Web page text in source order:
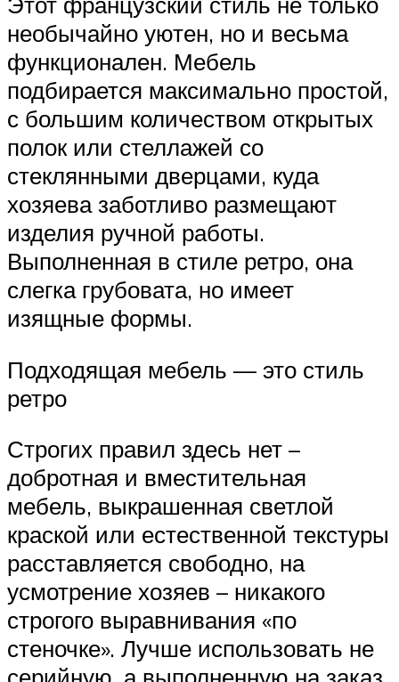
необычайно уютен, но и весьма
функционален. Мебель
подбирается максимально простой,
с большим количеством открытых
полок или стеллажей со
стеклянными дверцами, куда
хозяева заботливо размещают
изделия ручной работы.
Выполненная в стиле ретро, она
слегка грубовата, но имеет
изящные формы.
Подходящая мебель — это стиль
ретро
Строгих правил здесь нет –
добротная и вместительная
мебель, выкрашенная светлой
краской или естественной текстуры
расставляется свободно, на
усмотрение хозяев – никакого
строгого выравнивания «по
стеночке». Лучше использовать не